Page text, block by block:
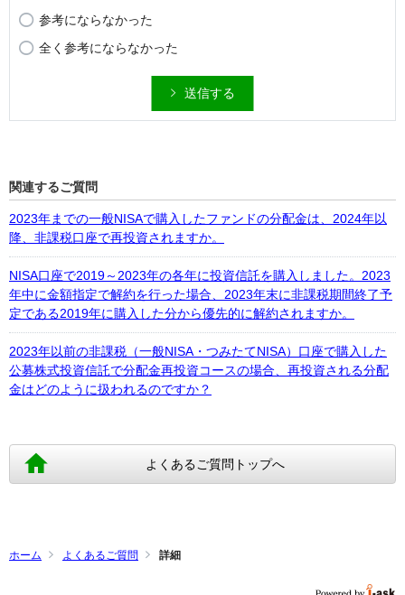
参考にならなかった
全く参考にならなかった
送信する
関連するご質問
2023年までの一般NISAで購入したファンドの分配金は、2024年以
降、非課税口座で再投資されますか。
NISA口座で2019～2023年の各年に投資信託を購入しました。2023
年中に金額指定で解約を行った場合、2023年末に非課税期間終了予
定である2019年に購入した分から優先的に解約されますか。
2023年以前の非課税（一般NISA・つみたてNISA）口座で購入した
公募株式投資信託で分配金再投資コースの場合、再投資される分配
金はどのように扱われるのですか？
よくあるご質問トップへ
ホーム よくあるご質問 詳細